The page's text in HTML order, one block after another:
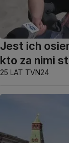
Jest ich
kto za nimi
25 LAT TVN24